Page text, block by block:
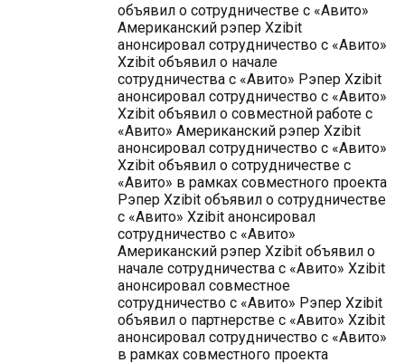
объявил о сотрудничестве с «Авито»
Американский рэпер Xzibit
анонсировал сотрудничество с «Авито»
Xzibit объявил о начале
сотрудничества с «Авито» Рэпер Xzibit
анонсировал сотрудничество с «Авито»
Xzibit объявил о совместной работе с
«Авито» Американский рэпер Xzibit
анонсировал сотрудничество с «Авито»
Xzibit объявил о сотрудничестве с
«Авито» в рамках совместного проекта
Рэпер Xzibit объявил о сотрудничестве
с «Авито» Xzibit анонсировал
сотрудничество с «Авито»
Американский рэпер Xzibit объявил о
начале сотрудничества с «Авито» Xzibit
анонсировал совместное
сотрудничество с «Авито» Рэпер Xzibit
объявил о партнерстве с «Авито» Xzibit
анонсировал сотрудничество с «Авито»
в рамках совместного проекта